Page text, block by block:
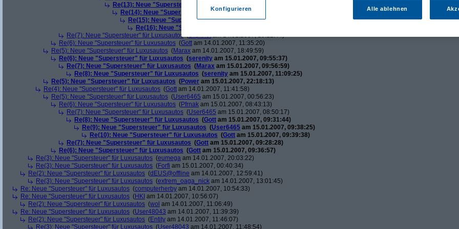
Re(13): Neue "Supersteuer" für Luxusautos
Re(14): Neue "Supersteuer" für Luxusautos(
Re(15): Neue "Supersteuer" für Luxusautos(wol
Re(16): Neue "Supersteuer" für Luxusautos
Re(7): Neue "Supersteuer" für Luxusautos(Slipknotam 14.01.2007, 15:12:44)
Re(6): Neue "Supersteuer" für Luxusautos (Gott am 14.01.2007, 11:35:20)
Re(5): Neue "Supersteuer" für Luxusautos (Marax am 14.01.2007, 18:49:59)
Re(6): Neue "Supersteuer" für Luxusautos (serenity am 15.01.2007, 09:55:37)
Re(7): Neue "Supersteuer" für Luxusautos (Marax am 15.01.2007, 09:56:59)
Re(8): Neue "Supersteuer" für Luxusautos (serenity am 15.01.2007, 11:09:25)
Re(5): Neue "Supersteuer" für Luxusautos (Power am 15.01.2007, 22:18:13)
Re(4): Neue "Supersteuer" für Luxusautos (Gott am 14.01.2007, 11:41:58)
Re(5): Neue "Supersteuer" für Luxusautos (User6465 am 15.01.2007, 00:56:23)
Re(6): Neue "Supersteuer" für Luxusautos (Pfrnak am 15.01.2007, 08:43:13)
Re(7): Neue "Supersteuer" für Luxusautos (User6465 am 15.01.2007, 08:50:17)
Re(8): Neue "Supersteuer" für Luxusautos (Gott am 15.01.2007, 09:31:44)
Re(9): Neue "Supersteuer" für Luxusautos (User6465 am 15.01.2007, 09:38:25)
Re(10): Neue "Supersteuer" für Luxusautos (Gott am 15.01.2007, 09:39:38)
Re(7): Neue "Supersteuer" für Luxusautos (Gott am 15.01.2007, 09:28:28)
Re(6): Neue "Supersteuer" für Luxusautos (Gott am 15.01.2007, 09:36:57)
Re(3): Neue "Supersteuer" für Luxusautos (eumega am 14.01.2007, 20:03:22)
Re(3): Neue "Supersteuer" für Luxusautos (Forfi am 15.01.2007, 00:40:34)
Re(2): Neue "Supersteuer" für Luxusautos (dEUS@offline am 14.01.2007, 12:59:41)
Re(3): Neue "Supersteuer" für Luxusautos (extrem_oaga_nick am 14.01.2007, 13:01:45)
Re: Neue "Supersteuer" für Luxusautos (computerherby am 14.01.2007, 10:54:33)
Re: Neue "Supersteuer" für Luxusautos (HKI am 14.01.2007, 10:56:07)
Re(2): Neue "Supersteuer" für Luxusautos (wol am 14.01.2007, 11:06:49)
Re: Neue "Supersteuer" für Luxusautos (User48043 am 14.01.2007, 11:39:39)
Re(2): Neue "Supersteuer" für Luxusautos (Entity am 14.01.2007, 11:46:07)
Re(3): Neue "Supersteuer" für Luxusautos (User48043 am 14.01.2007, 11:48:54)
Konfigurieren Alle ablehnen